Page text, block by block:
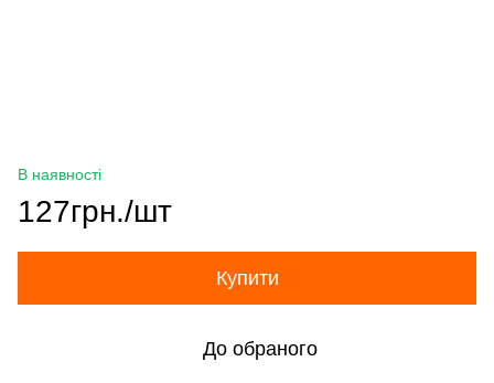
В наявності
127грн./шт
Купити
До обраного